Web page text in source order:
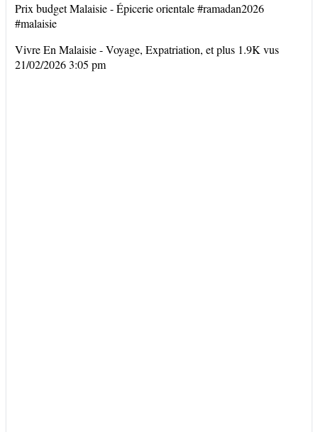
Prix budget Malaisie - Épicerie orientale #ramadan2026
#malaisie
Vivre En Malaisie - Voyage, Expatriation, et plus 1.9K vus
21/02/2026 3:05 pm